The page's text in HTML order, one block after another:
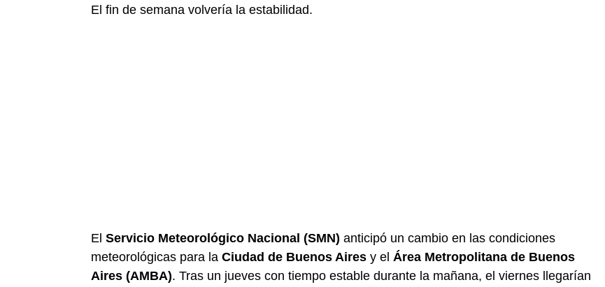
El fin de semana volvería la estabilidad.
El Servicio Meteorológico Nacional (SMN) anticipó un cambio en las condiciones
meteorológicas para la Ciudad de Buenos Aires y el Área Metropolitana de Buenos
Aires (AMBA). Tras un jueves con tiempo estable durante la mañana, el viernes llegarían